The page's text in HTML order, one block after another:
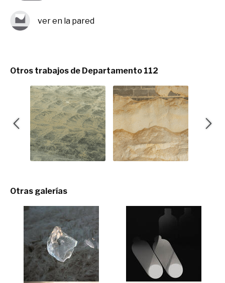
ver en la pared
Otros trabajos de Departamento 112
Otras galerías